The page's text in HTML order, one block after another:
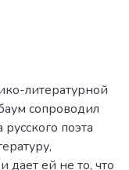
литературной
сопроводил
поэта
дает ей не то, что